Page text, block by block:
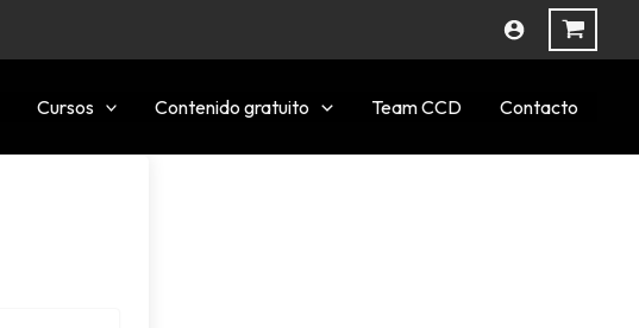
Cursos Contenido gratuito Team CCD Contacto